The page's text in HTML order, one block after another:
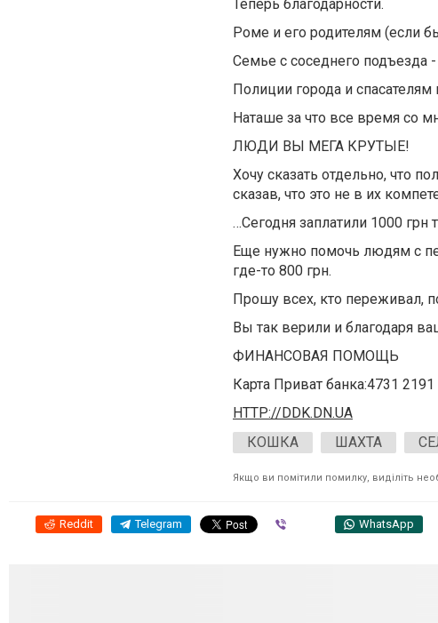
Теперь благодарности.
Роме и его родителям (если
Семье с соседнего подъезда
Полиции города и спасателям
Наташе за что все время со
ЛЮДИ ВЫ МЕГА КРУТЫЕ!
Хочу сказать отдельно, что
сказав, что это не в их
…Сегодня заплатили 1000
Еще нужно помочь людям с
где-то 800 грн.
Прошу всех, кто переживал,
Вы так верили и благодаря
ФИНАНСОВАЯ ПОМОЩЬ
Карта Приват банка:4731
HTTP://DDK.DN.UA
КОШКА
ШАХТА
Якщо ви помітили помилку, виділіть
Reddit Telegram WhatsApp